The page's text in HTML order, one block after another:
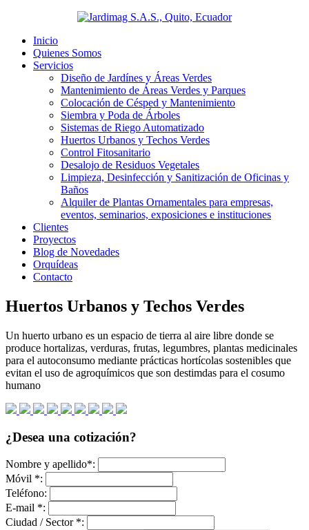
Inicio
Quienes Somos
Servicios
Diseño de Jardínes y Áreas Verdes
Mantenimiento de Áreas Verdes y Parques
Colocación de Césped y Mantenimiento
Siembra y Poda de Árboles
Sistemas de Riego Automatizado
Huertos Urbanos y Techos Verdes
Control Fitosanitario
Desalojo de Residuos Vegetales
Limpieza, Desinfección y Sanitización de Oficinas y
Baños
Alquiler de Plantas Ornamentales para empresas,
eventos, seminarios, exposiciones e instituciones
Clientes
Proyectos
Blog de Novedades
Orquídeas
Contacto
Huertos Urbanos y Techos Verdes
Un huerto urbano es un espacio de tierra al aire libre donde se
produce hortalizas, verduras, frutas, legumbres, plantas medicinales
para el autoconsumo mediante prácticas hortícolas sostenibles que
evitan el uso de agroquímicos que son destimdas para el cosumo
humano
¿Desea una cotización?
Nombre y apellido*:
Móvil *:
Teléfono:
E-mail *:
Ciudad / Sector *: